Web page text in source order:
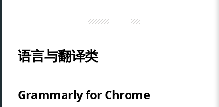
语言与翻译类
Grammarly for Chrome